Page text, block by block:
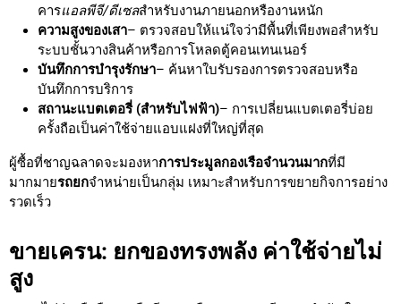
คารแอลพีจี/ดีเซลสำหรับงานภายนอกหรืองานหนัก
ความสูงของเสา– ตรวจสอบให้แน่ใจว่ามีพื้นที่เพียงพอสำหรับ
ระบบชั้นวางสินค้าหรือการโหลดตู้คอนเทนเนอร์
บันทึกการบำรุงรักษา– ค้นหาใบรับรองการตรวจสอบหรือ
บันทึกการบริการ
สถานะแบตเตอรี่ (สำหรับไฟฟ้า)– การเปลี่ยนแบตเตอรี่บ่อย
ครั้งถือเป็นค่าใช้จ่ายแอบแฝงที่ใหญ่ที่สุด
ผู้ซื้อที่ชาญฉลาดจะมองหาการประมูลกองเรือจำนวนมากที่มี
มากมายรถยกจำหน่ายเป็นกลุ่ม เหมาะสำหรับการขยายกิจการอย่าง
รวดเร็ว
ขายเครน: ยกของทรงพลัง ค่าใช้จ่ายไม่
สูง